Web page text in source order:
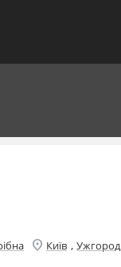
location_on Київ , Ужгород